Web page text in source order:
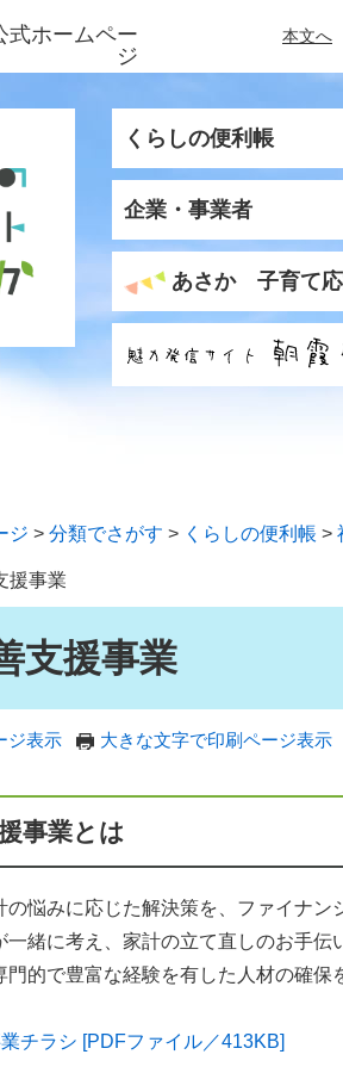
式ホームペー
ジ
本文へ
くらしの便利帳
企業・事業者
あさか 子育て応
ジ > 分類でさがす > くらしの便利帳 >
援事業
支援事業
ジ表示 大きな文字で印刷ページ表示
事業とは
の悩みに応じた解決策を、ファイナ
緒に考え、家計の立て直しのお手伝
門的で豊富な経験を有した人材の確
チラシ [PDFファイル／413KB]